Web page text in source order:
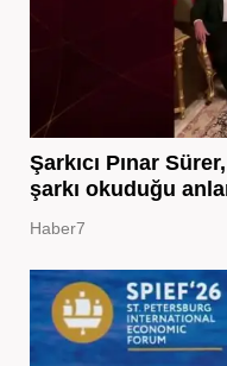
Şarkıcı Pınar
şarkı okuduğu
Haber7